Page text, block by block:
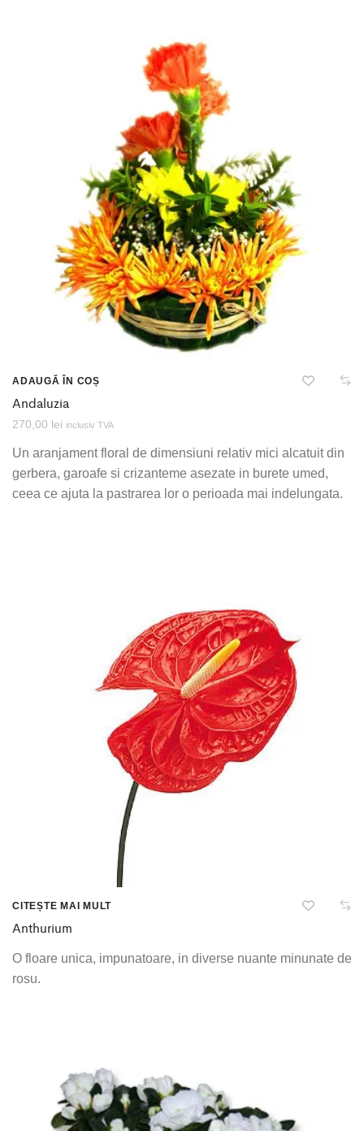
ADAUGĂ ÎN COȘ
Andaluzia
270,00 lei inclusiv TVA
Un aranjament floral de dimensiuni relativ mici alcatuit din
gerbera, garoafe si crizanteme asezate in burete umed,
ceea ce ajuta la pastrarea lor o perioada mai indelungata.
CITEȘTE MAI MULT
Anthurium
O floare unica, impunatoare, in diverse nuante minunate de
rosu.